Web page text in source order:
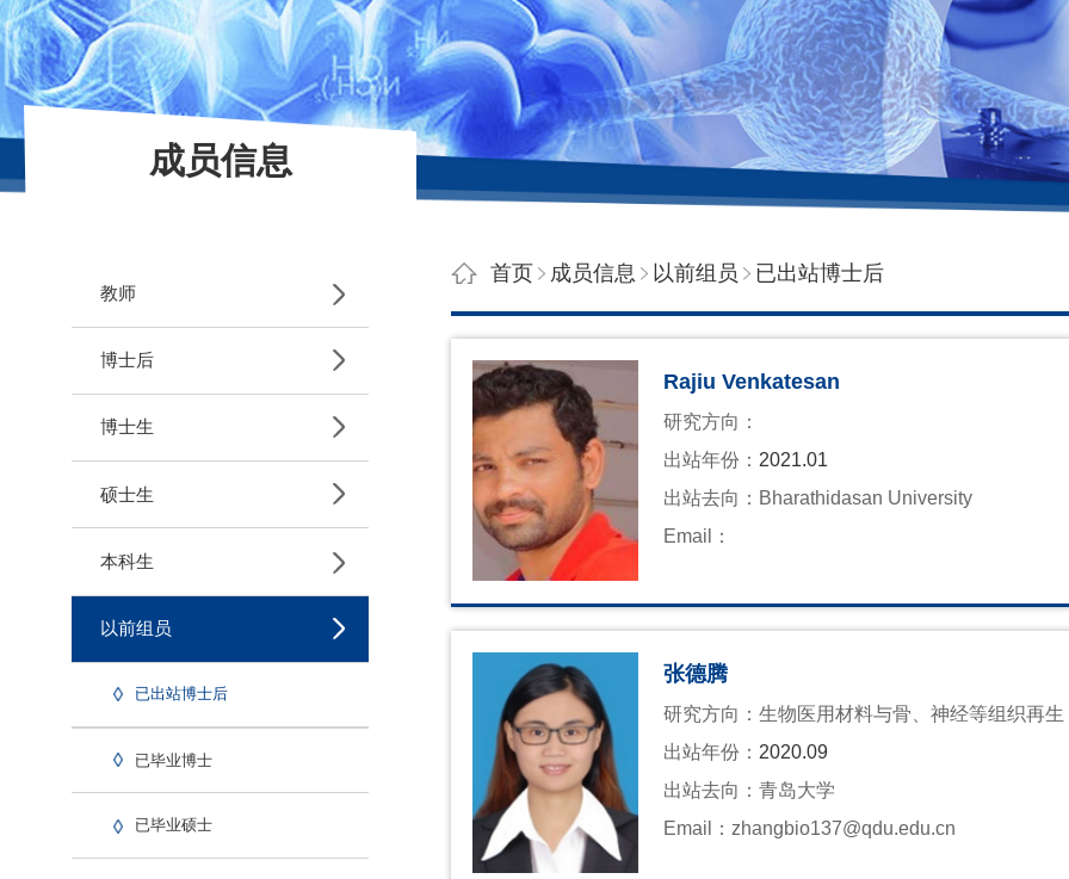
成员信息
教师
博士后
博士生
硕士生
本科生
以前组员
已出站博士后
已毕业博士
已毕业硕士
首页 成员信息 以前组员 已出站博士后
Rajiu Venkatesan
研究方向：
出站年份： 2021.01
出站去向： Bharathidasan University
Email：
张德腾
研究方向： 生物医用材料与骨、神经等组织再生
出站年份： 2020.09
出站去向： 青岛大学
Email： zhangbio137@qdu.edu.cn